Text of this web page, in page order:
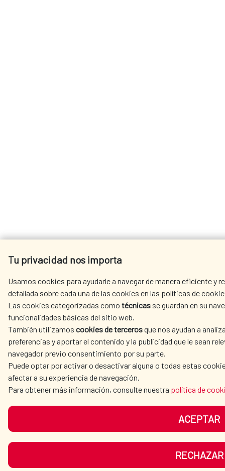
Tu privacidad nos importa
Usamos cookies para ayudarle a navegar de manera eficiente
detallada sobre cada una de las cookies en las políticas de
Las cookies categorizadas como técnicas se guardan en su
funcionalidades básicas del sitio web.
También utilizamos cookies de tercerosque nos ayudan a
preferencias y aportar el contenido y la publicidad que le sean
navegador previo consentimiento por su parte.
Puede optar por activar o desactivar alguna o todas estas
afectar a su experiencia de navegación.
Para obtener más información, consulte nuestra política de
ACEPTAR
RECHAZAR